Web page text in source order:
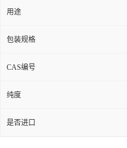
用途
包装规格
CAS编号
纯度
是否进口